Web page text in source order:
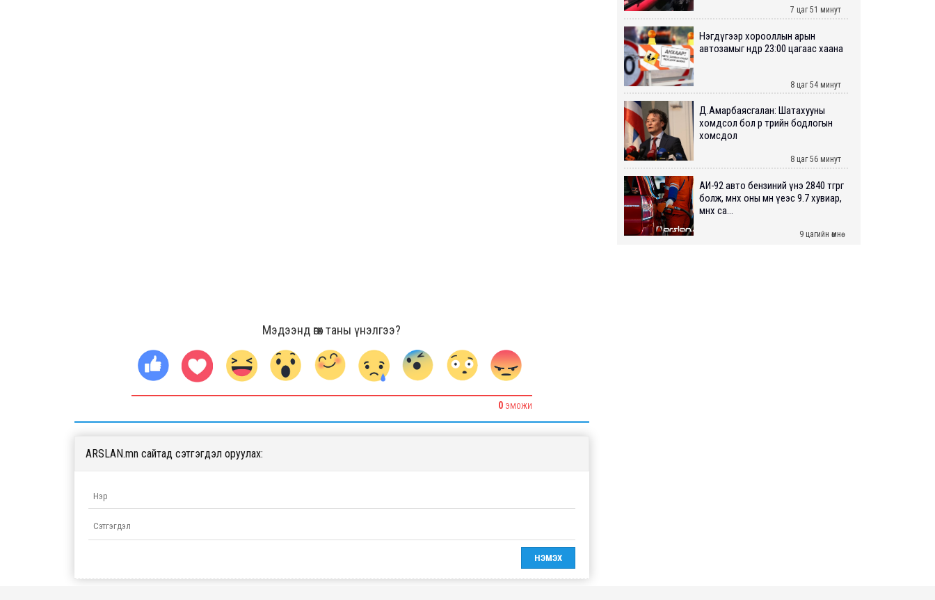
Мэдээнд өгөх таны үнэлгээ?
0 ЭМОЖИ
ARSLAN.mn сайтад сэтгэгдэл оруулах:
7 цаг 51 минут
Нэгдүгээр хорооллын арын
автозамыг өнөөдөр 23:00 цагаас хаана
8 цаг 54 минут
Д.Амарбаясгалан: Шатахууны
хомдсол бол өөрөө төрийн бодлогын
хомсдол
8 цаг 56 минут
АИ-92 авто бензиний үнэ 2840 төгрөг
болж, өмнөх оны мөн үеэс 9.7 хувиар,
өмнөх са...
9 цагийн өмнө